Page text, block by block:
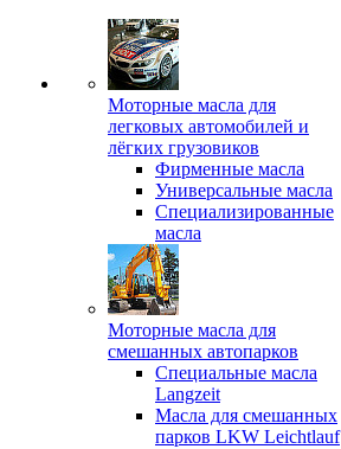
Моторные масла для
легковых автомобилей и
лёгких грузовиков
Фирменные масла
Универсальные масла
Специализированные
масла
Моторные масла для
смешанных автопарков
Специальные масла
Langzeit
Масла для смешанных
парков LKW Leichtlauf